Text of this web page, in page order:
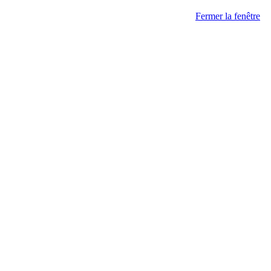
Fermer la fenêtre